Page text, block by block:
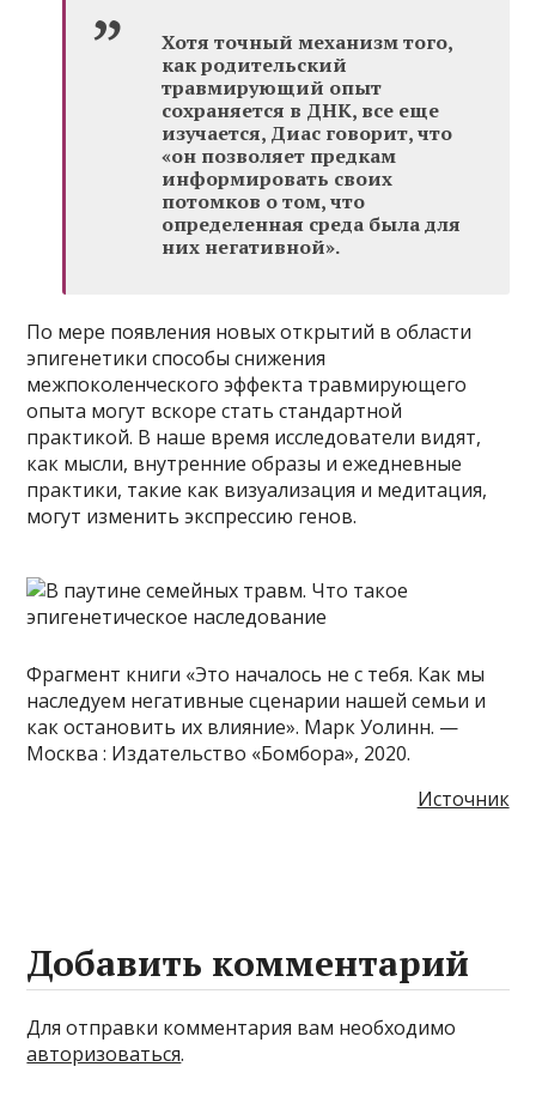
Хотя точный механизм того,
как родительский
травмирующий опыт
сохраняется в ДНК, все еще
изучается, Диас говорит, что
«он позволяет предкам
информировать своих
потомков о том, что
определенная среда была для
них негативной».
По мере появления новых открытий в области
эпигенетики способы снижения
межпоколенческого эффекта травмирующего
опыта могут вскоре стать стандартной
практикой. В наше время исследователи видят,
как мысли, внутренние образы и ежедневные
практики, такие как визуализация и медитация,
могут изменить экспрессию генов.
Фрагмент книги «Это началось не с тебя. Как мы
наследуем негативные сценарии нашей семьи и
как остановить их влияние». Марк Уолинн. —
Москва : Издательство «Бомбора», 2020.
Источник
Добавить комментарий
Для отправки комментария вам необходимо
авторизоваться.